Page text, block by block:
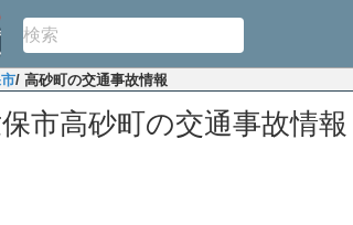
/ 高砂町の交通事故情報
市高砂町の交通事故情報